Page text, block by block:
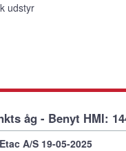
udstyr
åg - Benyt HMI:
A/S 19-05-2025